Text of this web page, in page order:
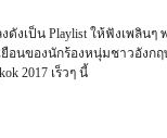
งดังเป็น Playlist ให้ฟังเพลิน
ยือนของนักร้องหนุ่มชาวอังกฤ
2017 เร็วๆ นี้